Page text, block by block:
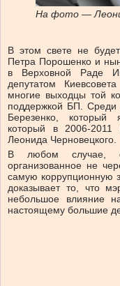
На фото —
В этом свете не
Петра Порошенко и
в Верховной Раде
депутатом
многие выходцы той
поддержкой БП.
Березенко, который
который в 2006-2011
Леонида Черновецкого.
В любом случае,
организованное не
самую коррупционную
доказывает то, что
небольшое влияние
настоящему большие